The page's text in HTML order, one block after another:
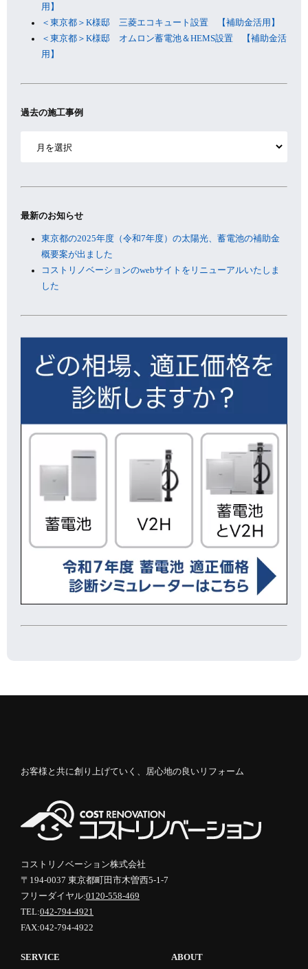
用】
＜東京都＞K様邸 三菱エコキュート設置 【補助金活用】
＜東京都＞K様邸 オムロン蓄電池＆HEMS設置 【補助金活
用】
過去の施工事例
最新のお知らせ
東京都の2025年度（令和7年度）の太陽光、蓄電池の補助金
概要案が出ました
コストリノベーションのwebサイトをリニューアルいたしま
した
お客様と共に創り上げていく、居心地の良いリフォーム
コストリノベーション株式会社
〒194-0037 東京都町田市木曽西5-1-7
フリーダイヤル:0120-558-469
TEL:042-794-4921
FAX:042-794-4922
SERVICE ABOUT